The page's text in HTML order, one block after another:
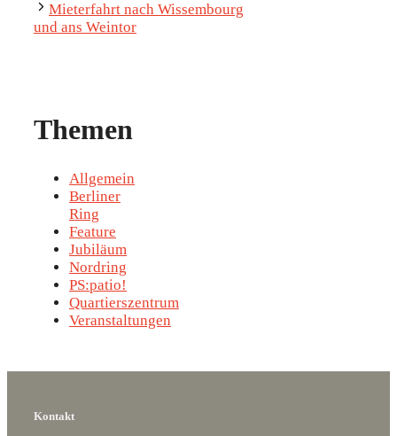
Mieterfahrt nach Wissembourg
und ans Weintor
Themen
Allgemein
Berliner
Ring
Feature
Jubiläum
Nordring
PS:patio!
Quartierszentrum
Veranstaltungen
Kontakt